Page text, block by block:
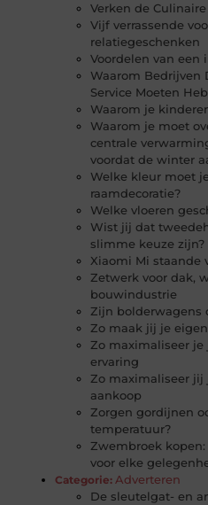
Verken de
Vijf verrassende
relatiegeschenken
Voordelen van een
Waarom Bedrijven
Service Moeten
Waarom je
Waarom je moet
centrale
voordat de winter
Welke kleur moet
raamdecoratie?
Welke vloeren
Wist jij dat
slimme keuze zijn?
Xiaomi Mi staande
Zetwerk voor dak,
bouwindustrie
Zijn bolderwagens
Zo maak jij je
Zo maximaliseer
ervaring
Zo maximaliseer jij
aankoop
Zorgen gordijnen
temperatuur?
Zwembroek
voor elke
Categorie: Adverteren
De sleutelgat- en